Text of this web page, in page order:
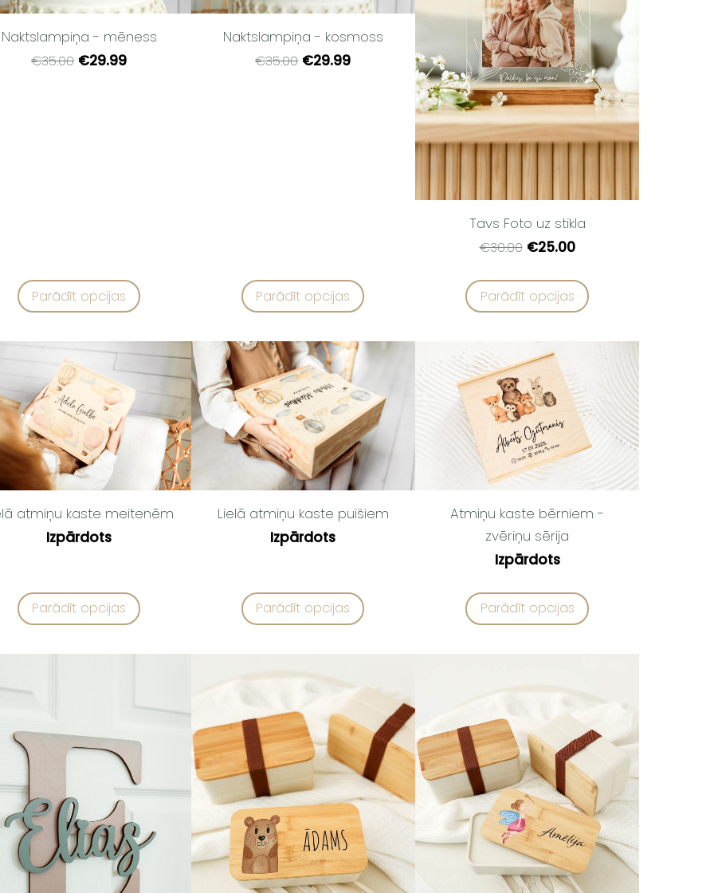
Naktslampiņa - mēness
€35.00 €29.99
Parādīt opcijas
Naktslampiņa - kosmoss
€35.00 €29.99
Parādīt opcijas
Tavs Foto uz stikla
€30.00 €25.00
Parādīt opcijas
atmiņu kaste meitenēm
Izpārdots
Parādīt opcijas
Lielā atmiņu kaste puišiem
Izpārdots
Parādīt opcijas
Atmiņu kaste bērniem -
zvēriņu sērija
Izpārdots
Parādīt opcijas